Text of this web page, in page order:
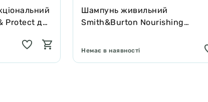
Protect для
та захищає
Шампунь живильний
Smith&Burton Nourishing
подвійної шерсті собак 250 мл
Немає в наявності